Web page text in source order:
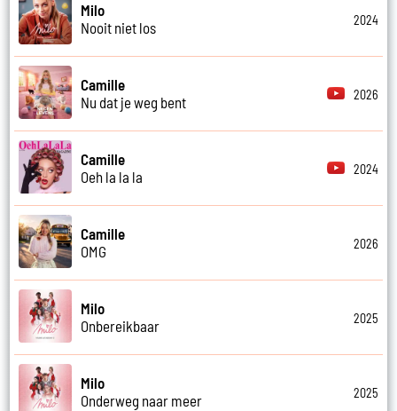
Milo
Nooit niet los
2024
Camille
Nu dat je weg bent
2026
Camille
Oeh la la la
2024
Camille
OMG
2026
Milo
Onbereikbaar
2025
Milo
Onderweg naar meer
2025